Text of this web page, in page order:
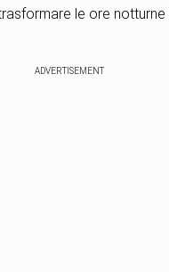
le ore
ADVERTISEMENT